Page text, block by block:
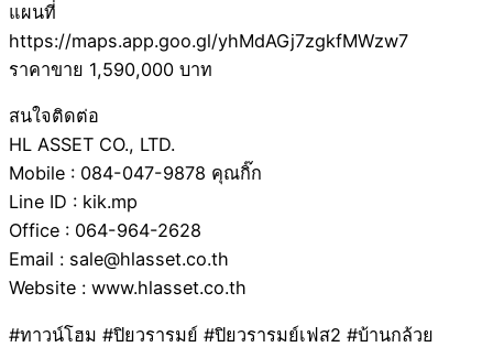
แผนที่
https://maps.app.goo.gl/yhMdAGj7zgkfMWzw7
ราคาขาย 1,590,000 บาท
สนใจติดต่อ
HL ASSET CO., LTD.
Mobile : 084-047-9878 คุณกิ๊ก
Line ID : kik.mp
Office : 064-964-2628
Email : sale@hlasset.co.th
Website : www.hlasset.co.th
#ทาวน์โฮม #ปิยวรารมย์ #ปิยวรารมย์เฟส2 #บ้านกล้วย